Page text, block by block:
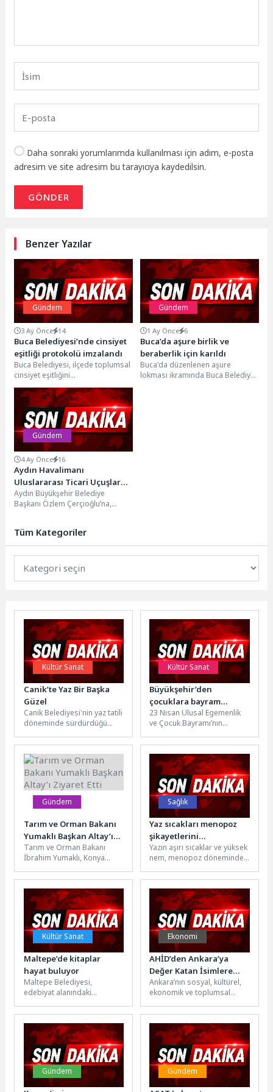
Daha sonraki yorumlarımda kullanılması için adım, e-posta
adresim ve site adresim bu tarayıcıya kaydedilsin.
GÖNDER
Benzer Yazılar
Gündem
3 Ay Önce 14
Buca Belediyesi’nde cinsiyet
eşitliği protokolü imzalandı
Buca Belediyesi, ilçede toplumsal
cinsiyet eşitliğini
kurumsallaştırmak ve Yerel Eşitlik
Eylem Planı’nı hayata geçirmek
üzere...
Gündem
1 Ay Önce 6
Buca’da aşure birlik ve
beraberlik için karıldı
Buca'da düzenlenen aşure
lokması ikramında Buca Belediye
Gündem
4 Ay Önce 16
Aydın Havalimanı
Uluslararası Ticari Uçuşlara
Hazırlanıyor
Aydın Büyükşehir Belediye
Başkanı Özlem Çerçioğlu’na,
Dr....
Tüm Kategoriler
Kültür Sanat
Canik’te Yaz Bir Başka
Güzel
Canik Belediyesi'nin yaz tatili
döneminde sürdürdüğü
buluşuyor, tatil sevinci
paylaşılıyor. Canik...
Kültür Sanat
Büyükşehir’den
çocuklara bayram
hediyesi
23 Nisan Ulusal Egemenlik
ve Çocuk Bayramı’nın
Belediyesi’nin düzenlediği
etkinliklerle tüm kente...
Gündem
Tarım ve Orman Bakanı
Yumaklı Başkan Altay’ı
Ziyaret Etti
Tarım ve Orman Bakanı
İbrahim Yumaklı, Konya
Uğur İbrahim Altay’ı ziyaret
ederek...
Sağlık
Yaz sıcakları menopoz
şikayetlerini
artırabiliyor!
Yazın aşırı sıcaklar ve yüksek
nem, menopoz dönemindeki
yoğun terleme, gece
terlemeleri...
Kültür Sanat
Maltepe’de kitaplar
hayat buluyor
Maltepe Belediyesi,
edebiyat alanındaki
daha ekleyerek
kitapseverleri edebi
mekanlarla buluşturmaya
devam ediyor.Belediyenin...
Ekonomi
AHİD’den Ankara’ya
Değer Katan İsimlere
Vefa Gecesi
Ankara’nın sosyal, kültürel,
ekonomik ve toplumsal
kurumları bir araya
getirecek...
Gündem Gündem